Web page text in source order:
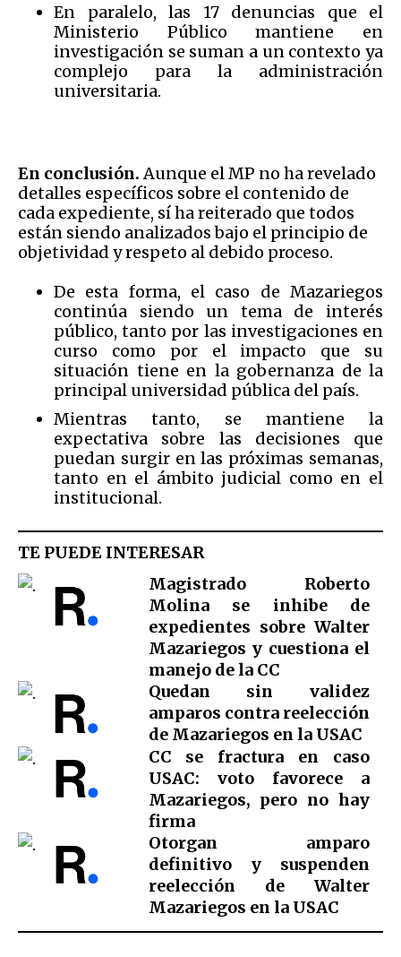
En paralelo, las 17 denuncias que el
Ministerio Público mantiene en
investigación se suman a un contexto ya
complejo para la administración
universitaria.
En conclusión.Aunque el MP no ha revelado
detalles específicos sobre el contenido de
cada expediente, sí ha reiterado que todos
están siendo analizados bajo el principio de
objetividad y respeto al debido proceso.
De esta forma, el caso de Mazariegos
continúa siendo un tema de interés
público, tanto por las investigaciones en
curso como por el impacto que su
situación tiene en la gobernanza de la
principal universidad pública del país.
Mientras tanto, se mantiene la
expectativa sobre las decisiones que
puedan surgir en las próximas semanas,
tanto en el ámbito judicial como en el
institucional.
TE PUEDE INTERESAR
Magistrado Roberto
Molina se inhibe de
expedientes sobre Walter
Mazariegos y cuestiona el
manejo de la CC
Quedan sin validez
amparos contra reelección
de Mazariegos en la USAC
CC se fractura en caso
USAC: voto favorece a
Mazariegos, pero no hay
firma
Otorgan amparo
definitivo y suspenden
reelección de Walter
Mazariegos en la USAC